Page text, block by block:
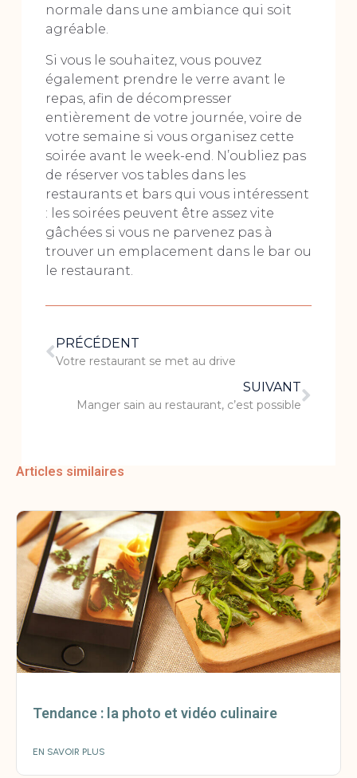
normale dans une ambiance qui soit
agréable.
Si vous le souhaitez, vous pouvez
également prendre le verre avant le
repas, afin de décompresser
entièrement de votre journée, voire de
votre semaine si vous organisez cette
soirée avant le week-end. N’oubliez pas
de réserver vos tables dans les
restaurants et bars qui vous intéressent
: les soirées peuvent être assez vite
gâchées si vous ne parvenez pas à
trouver un emplacement dans le bar ou
le restaurant.
PRÉCÉDENT
Votre restaurant se met au drive
SUIVANT
Manger sain au restaurant, c’est possible
Articles similaires
Tendance : la photo et vidéo culinaire
EN SAVOIR PLUS